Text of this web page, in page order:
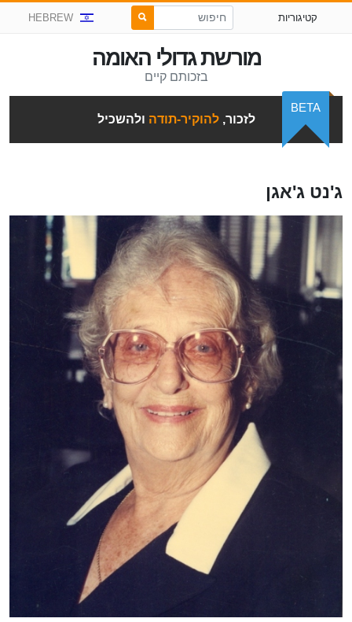
קטיגוריות HEBREW
מורשת גדולי האומה
בזכותם קיים
לזכור,להוקיר-תודה ולהשכיל
BETA
ג'נט ג'אגן